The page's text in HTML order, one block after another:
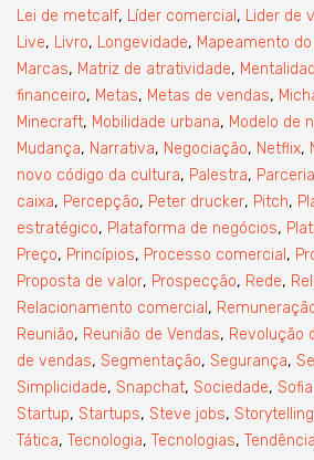
Lei de metcalf, Líder comercial , Lider de
Live, Livro, Longevidade, Mapeamento
Marcas, Matriz de atratividade,
financeiro, Metas, Metas de vendas,
Minecraft, Mobilidade urbana, Modelo de
Mudança, Narrativa, Negociação, Netflix,
novo código da cultura, Palestra,
caixa, Percepção, Peter drucker, Pitch,
estratégico, Plataforma de negócios,
Preço, Princípios, Processo comercial ,
Proposta de valor, Prospecção, Rede,
Relacionamento comercial ,
Reunião, Reunião de Vendas, Revolução
de vendas, Segmentação, Segurança,
Simplicidade, Snapchat, Sociedade,
Startup, Startups, Steve jobs, Storytelling
Tática, Tecnologia, Tecnologias,